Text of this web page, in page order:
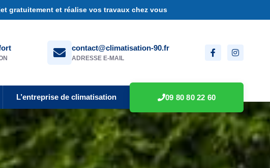
gratuitement et réalise vos travaux chez vous
contact@climatisation-90.fr
ADRESSE E-MAIL
L’entreprise de climatisation 09 80 80 22 60